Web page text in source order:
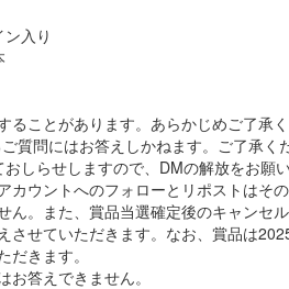
入り
ることがあります。あらかじめご了承く
質問にはお答えしかねます。ご了承く
しらせしますので、DMの解放をお願い
カウントへのフォローとリポストはその
ん。また、賞品当選確定後のキャンセル
させていただきます。なお、賞品は
きます。
お答えできません。